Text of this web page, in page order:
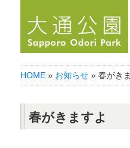
HOME » お知らせ » 春がき
春がきますよ